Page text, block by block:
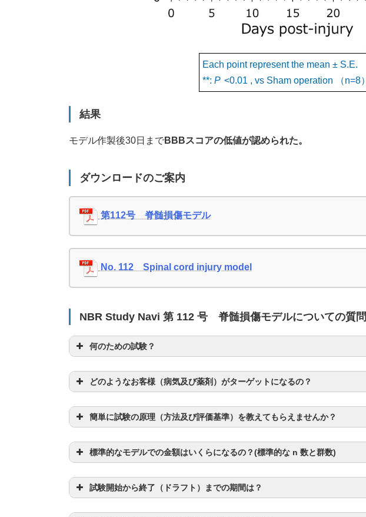
Each point represent the mean ± S.E.
**: P <0.01 , vs Sham operation （n=8）
結果
モデル作製後30日までBBBスコアの低値が認められた。
ダウンロードのご案内
第112号 脊髄損傷モデル
No. 112 Spinal cord injury model
NBR Study Navi 第 112 号 脊髄損傷モデルについての質問
何のための試験？
どのようなお客様（病気及び薬剤）がターゲットになるの？
簡単に試験の原理（方法及び評価基準）を教えてもらえませんか？
標準的なモデルでの金額はいくらになるの？(標準的な n 数と群数)
試験開始から終了（ドラフト）までの期間は？